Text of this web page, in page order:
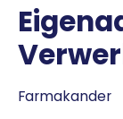
Farmakander